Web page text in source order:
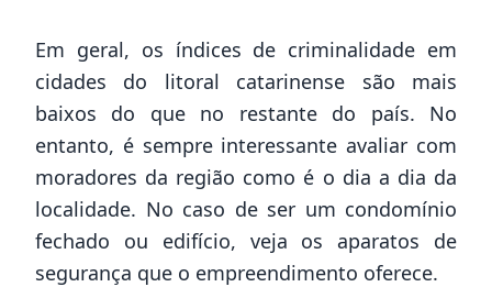
Em geral, os índices de criminalidade em
cidades do litoral catarinense são mais
baixos do que no restante do país. No
entanto, é sempre interessante avaliar com
moradores da região como é o dia a dia da
localidade. No caso de ser um condomínio
fechado ou edifício, veja os aparatos de
segurança que o empreendimento oferece.